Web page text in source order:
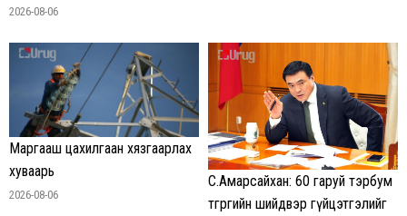
2026-08-06
Маргааш цахилгаан хязгаарлах
хуваарь
2026-08-06
С.Амарсайхан: 60 гаруй тэрбум
төгрөгийн шийдвэр гүйцэтгэлийг